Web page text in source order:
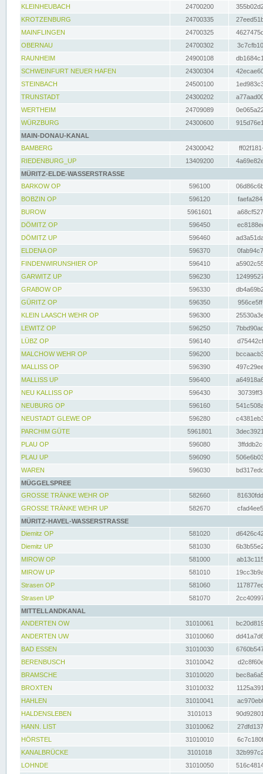
KLEINHEUBACH 24700200
KROTZENBURG
24700335
MAINFLINGEN
24700325
OBERNAU
24700302
RAUNHEIM
24900108
SCHWEINFURT NEUER HAFEN
24300304
STEINBACH
24500100
TRUNSTADT
24300202
WERTHEIM
24709089
WÜRZBURG
24300600
MAIN-DONAU-KANAL
BAMBERG
24300042
RIEDENBURG_UP
13409200
MÜRITZ-ELDE-WASSERSTRASSE
BARKOW OP
596100
BOBZIN OP
596120
BUROW
5961601
DÖMITZ OP
596450
DÖMITZ UP
596460
ELDENA OP
596370
FINDENWIRUNSHIER OP
596410
GARWITZ UP
596230
GRABOW OP
596330
GÜRITZ OP
596350
KLEIN LAASCH WEHR OP
596300
LEWITZ OP
596250
LÜBZ OP
596140
MALCHOW WEHR OP
596200
MALLISS OP
596390
MALLISS UP
596400
NEU KALLISS OP
596430
NEUBURG OP
596160
NEUSTADT GLEWE OP
596280
PARCHIM GÜTE
5961801
PLAU OP
596080
PLAU UP
596090
WAREN
596030
MÜGGELSPREE
GROSSE TRÄNKE WEHR OP
582660
GROSSE TRÄNKE WEHR UP
582670
MÜRITZ-HAVEL-WASSERSTRASSE
Diemitz OP
581020
Diemitz UP
581030
MIROW OP
581000
MIROW UP
581010
Strasen OP
581060
Strasen UP
581070
MITTELLANDKANAL
ANDERTEN OW
31010061
ANDERTEN UW
31010060
BAD ESSEN
31010030
BERENBUSCH
31010042
BRAMSCHE
31010020
BROXTEN
31010032
HAHLEN
31010041
HALDENSLEBEN
3101013
HANN. LIST
31010062
HÖRSTEL
31010010
KANALBRÜCKE
3101018
LOHNDE
31010050